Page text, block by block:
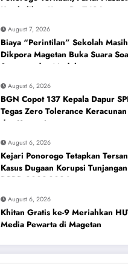
Kembalikan Uang Rp 748 Juta
August 7, 2026
Biaya “Perintilan” Sekolah
Dikpora Magetan Buka Suara
Seragam dan Modul
August 6, 2026
BGN Copot 137 Kepala Dapur
Tegas Zero Tolerance
dan Korupsi
August 6, 2026
Kejari Ponorogo Tetapkan
Kasus Dugaan Korupsi
DPRD 2023-2026
August 6, 2026
Khitan Gratis ke-9 Meriahkan
Media Pewarta di Magetan